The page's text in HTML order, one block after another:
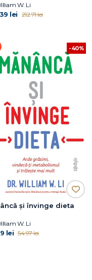
W. Li
lei 212.71 lei
-40%
și învinge dieta
W. Li
lei 54.97 lei